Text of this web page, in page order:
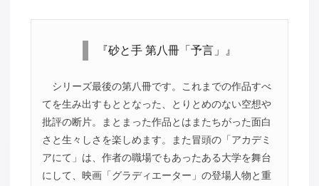
『砂と手 第八冊「予言」』
シリーズ最後の第八冊です。これまでの作品すべ
てを生み出すもととなった、とりとめのない空想や
批評の断片。まとまった作品とはまたちがった面白
さと生々しさを楽しめます。また冒頭の「アカデミ
アにて」は、作者の職場でもあったある大学を舞台
にして、映画「グラディエーター」の登場人物と重